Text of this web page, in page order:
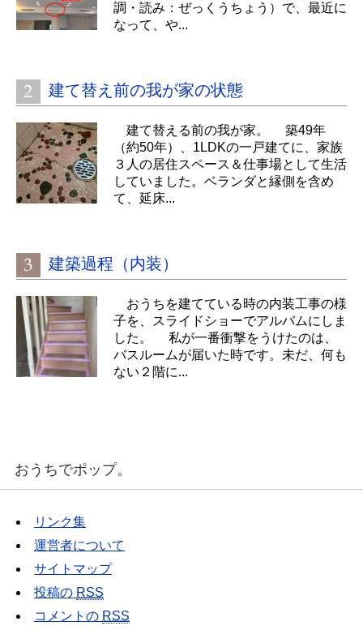
調・読み：ぜっくうちょう）で、最近に
なって、や...
建て替え前の我が家の状態
建て替える前の我が家。 築49年
（約50年）、1LDKの一戸建てに、家族
３人の居住スペース＆仕事場として生活
していました。ベランダと縁側を含め
て、延床...
建築過程（内装）
おうちを建てている時の内装工事の様
子を、スライドショーでアルバムにしま
した。 私が一番衝撃をうけたのは、
バスルームが届いた時です。未だ、何も
ない２階に...
おうちでポップ。
リンク集
運営者について
サイトマップ
投稿の RSS
コメントの RSS